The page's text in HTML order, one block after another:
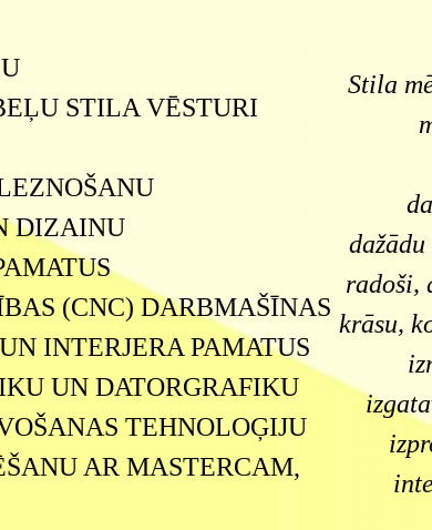
STILA VĒSTURI
DIZAINU
(CNC) DARBMAŠĪNAS
INTERJERA PAMATUS
UN DATORGRAFIKU
TEHNOLOĢIJU
AR MASTERCAM,
Stila
radoši,
krāsu,